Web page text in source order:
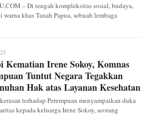
– Di tengah kompleksitas sosial, budaya,
khas Tanah Papua, sebuah lembaga
Kematian Irene Sokoy, Komnas
Tuntut Negara Tegakkan
Hak atas Layanan Kesehatan
terhadap Perempuan menyampaikan duka
kepada keluarga Irene Sokoy, seorang